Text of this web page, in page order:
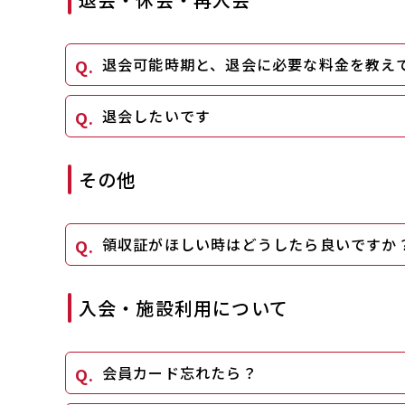
退会可能時期と、退会に必要な料金を教え
退会したいです
その他
領収証がほしい時はどうしたら良いですか
入会・施設利用について
会員カード忘れたら？